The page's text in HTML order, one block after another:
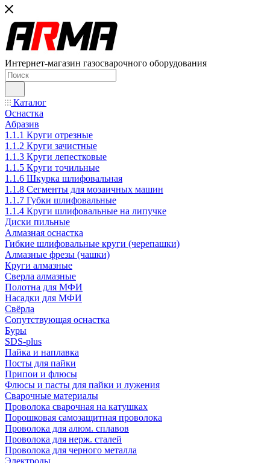
Интернет-магазин газосварочного оборудования
Каталог
Оснастка
Абразив
1.1.1 Круги отрезные
1.1.2 Круги зачистные
1.1.3 Круги лепестковые
1.1.5 Круги точильные
1.1.6 Шкурка шлифовальная
1.1.8 Сегменты для мозаичных машин
1.1.7 Губки шлифовальные
1.1.4 Круги шлифовальные на липучке
Диски пильные
Алмазная оснастка
Гибкие шлифовальные круги (черепашки)
Алмазные фрезы (чашки)
Круги алмазные
Сверла алмазные
Полотна для МФИ
Насадки для МФИ
Свёрла
Сопутствующая оснастка
Буры
SDS-plus
Пайка и наплавка
Посты для пайки
Припои и флюсы
Флюсы и пасты для пайки и лужения
Сварочные материалы
Проволока сварочная на катушках
Порошковая самозащитная проволока
Проволока для алюм. сплавов
Проволока для нерж. сталей
Проволока для черного металла
Электроды